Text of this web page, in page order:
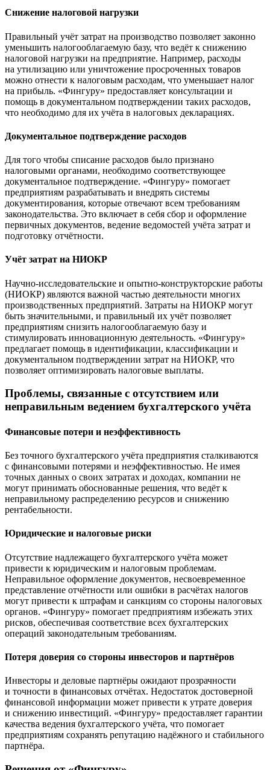
Снижение налоговой нагрузки
Правильный учёт затрат на производство позволяет законно
уменьшить налогооблагаемую базу, что ведёт к снижению
налоговой нагрузки на предприятие. Например, расходы
на утилизацию или уничтожение просроченных товаров
можно отнести к налоговым расходам, что уменьшает налог
на прибыль. «Фингуру» предоставляет консультации и
помощь в документальном подтверждении таких расходов,
что необходимо для их учёта в налоговых декларациях.
Документальное подтверждение расходов
Для того чтобы списание расходов было признано
налоговыми органами, необходимо соответствующее
документальное подтверждение. «Фингуру» помогает
предприятиям разрабатывать и внедрять системы
документирования, которые отвечают всем требованиям
законодательства. Это включает в себя сбор и оформление
первичных документов, ведение ведомостей учёта затрат и
подготовку отчётности.
Учёт затрат на НИОКР
Научно-исследовательские и опытно-конструкторские работы
(НИОКР) являются важной частью деятельности многих
производственных предприятий. Затраты на НИОКР могут
быть значительными, и правильный их учёт позволяет
предприятиям снизить налогооблагаемую базу и
стимулировать инновационную деятельность. «Фингуру»
предлагает помощь в идентификации, классификации и
документальном подтверждении затрат на НИОКР, что
позволяет оптимизировать налоговые выплаты.
Проблемы, связанные с отсутствием или
неправильным ведением бухгалтерского учёта
Финансовые потери и неэффективность
Без точного бухгалтерского учёта предприятия сталкиваются
с финансовыми потерями и неэффективностью. Не имея
точных данных о своих затратах и доходах, компании не
могут принимать обоснованные решения, что ведёт к
неправильному распределению ресурсов и снижению
рентабельности.
Юридические и налоговые риски
Отсутствие надлежащего бухгалтерского учёта может
привести к юридическим и налоговым проблемам.
Неправильное оформление документов, несвоевременное
представление отчётности или ошибки в расчётах налогов
могут привести к штрафам и санкциям со стороны налоговых
органов. «Фингуру» помогает предприятиям избежать этих
рисков, обеспечивая соответствие всех бухгалтерских
операций законодательным требованиям.
Потеря доверия со стороны инвесторов и партнёров
Инвесторы и деловые партнёры ожидают прозрачности
и точности в финансовых отчётах. Недостаток достоверной
финансовой информации может привести к утрате доверия
и снижению инвестиций. «Фингуру» предоставляет гарантии
качества ведения бухгалтерского учёта, что помогает
предприятиям сохранять репутацию надёжного и стабильного
партнёра.